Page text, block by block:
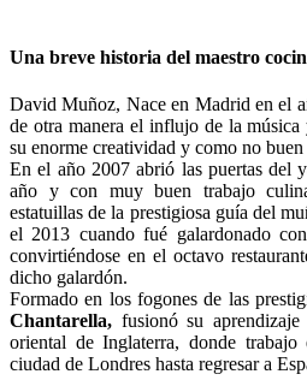
Una breve historia del maestro
David Muñoz, Nace en Madrid en el
de otra manera el influjo de la
su enorme creatividad y como no
En el año 2007 abrió las puertas del
año y con muy buen trabajo
estatuillas de la prestigiosa guía del
el 2013 cuando fué galardonado
convirtiéndose en el octavo
dicho galardón.
Formado en los fogones de las
Chantarella, fusionó su
oriental de Inglaterra, donde trabajo
ciudad de Londres hasta regresar a